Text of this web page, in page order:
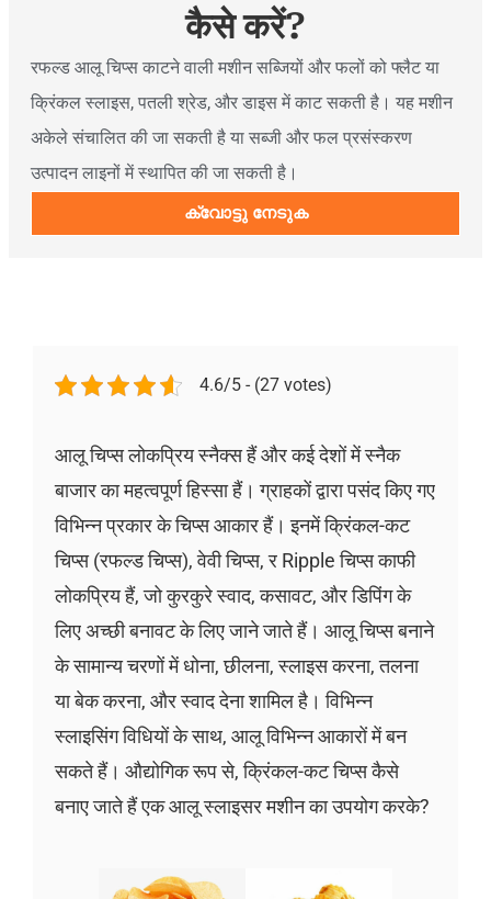
कैसे करें?
रफल्ड आलू चिप्स काटने वाली मशीन सब्जियों और फलों को फ्लैट या
क्रिंकल स्लाइस, पतली श्रेड, और डाइस में काट सकती है। यह मशीन
अकेले संचालित की जा सकती है या सब्जी और फल प्रसंस्करण
उत्पादन लाइनों में स्थापित की जा सकती है।
ക്വോട്ടു നേടുക
4.6/5 - (27 votes)
आलू चिप्स लोकप्रिय स्नैक्स हैं और कई देशों में स्नैक
बाजार का महत्वपूर्ण हिस्सा हैं। ग्राहकों द्वारा पसंद किए गए
विभिन्न प्रकार के चिप्स आकार हैं। इनमें क्रिंकल-कट
चिप्स (रफल्ड चिप्स), वेवी चिप्स, र Ripple चिप्स काफी
लोकप्रिय हैं, जो कुरकुरे स्वाद, कसावट, और डिपिंग के
लिए अच्छी बनावट के लिए जाने जाते हैं। आलू चिप्स बनाने
के सामान्य चरणों में धोना, छीलना, स्लाइस करना, तलना
या बेक करना, और स्वाद देना शामिल है। विभिन्न
स्लाइसिंग विधियों के साथ, आलू विभिन्न आकारों में बन
सकते हैं। औद्योगिक रूप से, क्रिंकल-कट चिप्स कैसे
बनाए जाते हैं एक आलू स्लाइसर मशीन का उपयोग करके?